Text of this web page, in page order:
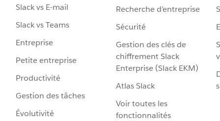
Slack vs E-mail
Slack vs Teams
Entreprise
Petite entreprise
Productivité
Gestion des tâches
Évolutivité
Recherche d’entreprise
Sécurité
Gestion des clés de
chiffrement Slack
Enterprise (Slack EKM)
Atlas Slack
Voir toutes les
fonctionnalités